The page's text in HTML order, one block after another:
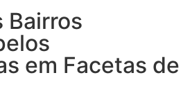
Bairros
em Facetas de